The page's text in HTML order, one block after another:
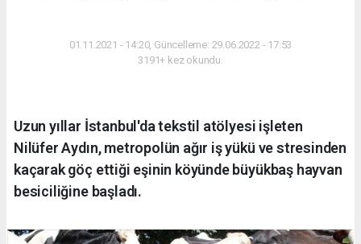
01.11.2021 - 14:20, Güncelleme: 29.06.2022 - 17:53
3191+ kez okundu.
Uzun yıllar İstanbul'da tekstil atölyesi işleten
Nilüfer Aydın, metropolün ağır iş yükü ve stresinden
kaçarak göç ettiği eşinin köyünde büyükbaş hayvan
besiciliğine başladı.